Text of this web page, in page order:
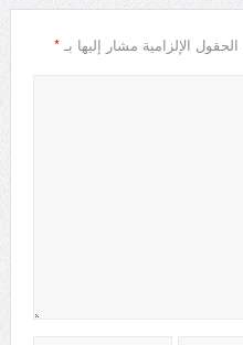
الحقول الإلزامية مشار إليها بـ *